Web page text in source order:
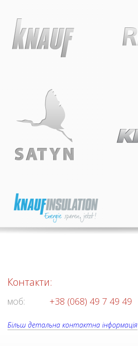
Контакти:
моб: +38 (068) 49 7 49 49
Більш детальна контактна інформація